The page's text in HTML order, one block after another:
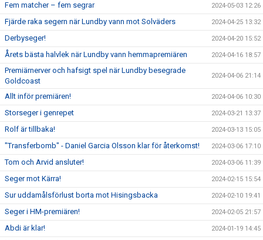
Fem matcher – fem segrar 2024-05-03 12:26
Fjärde raka segern när Lundby vann mot Solväders 2024-04-25 13:32
Derbyseger! 2024-04-20 15:52
Årets bästa halvlek när Lundby vann hemmapremiären 2024-04-16 18:57
Premiärnerver och hafsigt spel när Lundby besegrade
Goldcoast
2024-04-06 21:14
Allt inför premiären! 2024-04-06 10:30
Storseger i genrepet 2024-03-21 13:37
Rolf är tillbaka! 2024-03-13 15:05
"Transferbomb" - Daniel Garcia Olsson klar för återkomst! 2024-03-06 17:10
Tom och Arvid ansluter! 2024-03-06 11:39
Seger mot Kärra! 2024-02-15 15:54
Sur uddamålsförlust borta mot Hisingsbacka 2024-02-10 19:41
Seger i HM-premiären! 2024-02-05 21:57
Abdi är klar! 2024-01-19 14:45